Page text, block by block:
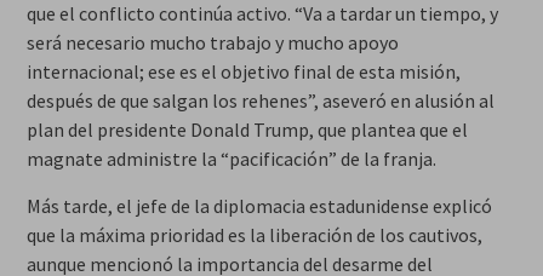
que el conflicto continúa activo. “Va a tardar un tiempo, y
será necesario mucho trabajo y mucho apoyo
internacional; ese es el objetivo final de esta misión,
después de que salgan los rehenes”, aseveró en alusión al
plan del presidente Donald Trump, que plantea que el
magnate administre la “pacificación” de la franja.
Más tarde, el jefe de la diplomacia estadunidense explicó
que la máxima prioridad es la liberación de los cautivos,
aunque mencionó la importancia del desarme del